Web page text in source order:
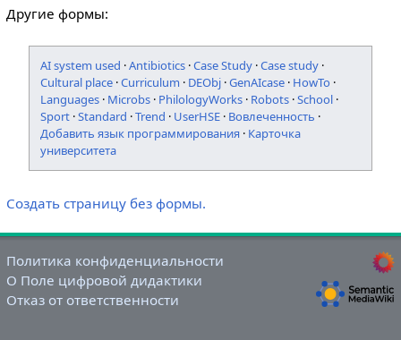
Другие формы:
AI system used ·Antibiotics ·Case Study ·Case study ·
Cultural place ·Curriculum · DEObj ·GenAIcase · HowTo ·
Languages · Microbs · PhilologyWorks · Robots ·School ·
Sport ·Standard ·Trend · UserHSE · Вовлеченность ·
Добавить язык программирования · Карточка
университета
Создать страницу без формы.
Политика конфиденциальности
О Поле цифровой дидактики
Отказ от ответственности